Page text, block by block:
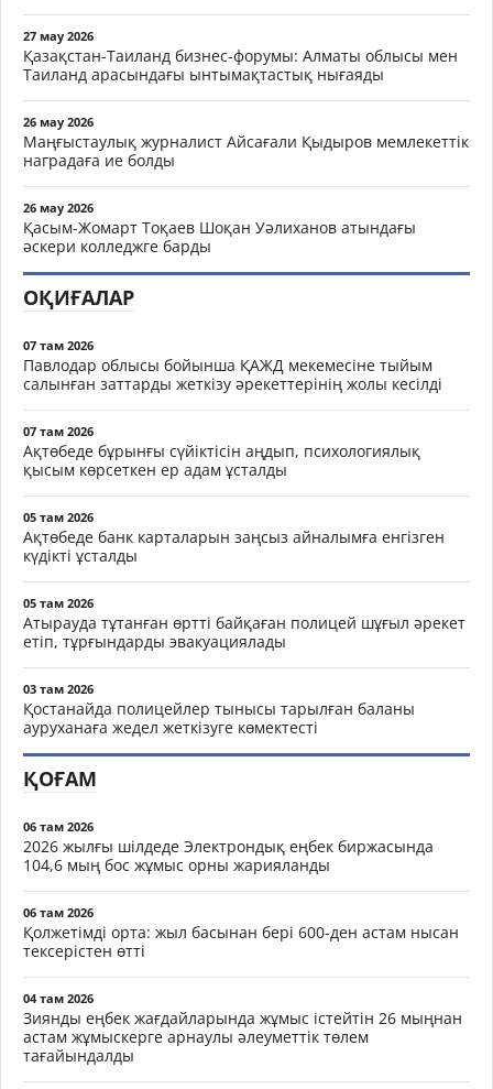
27 мау 2026
Қазақстан-Таиланд бизнес-форумы: Алматы облысы мен
Таиланд арасындағы ынтымақтастық нығаяды
26 мау 2026
Маңғыстаулық журналист Айсағали Қыдыров мемлекеттік
наградаға ие болды
26 мау 2026
Қасым-Жомарт Тоқаев Шоқан Уәлиханов атындағы
әскери колледжге барды
ОҚИҒАЛАР
07 там 2026
Павлодар облысы бойынша ҚАЖД мекемесіне тыйым
салынған заттарды жеткізу әрекеттерінің жолы кесілді
07 там 2026
Ақтөбеде бұрынғы сүйіктісін аңдып, психологиялық
қысым көрсеткен ер адам ұсталды
05 там 2026
Ақтөбеде банк карталарын заңсыз айналымға енгізген
күдікті ұсталды
05 там 2026
Атырауда тұтанған өртті байқаған полицей шұғыл әрекет
етіп, тұрғындарды эвакуациялады
03 там 2026
Қостанайда полицейлер тынысы тарылған баланы
ауруханаға жедел жеткізуге көмектесті
ҚОҒАМ
06 там 2026
2026 жылғы шілдеде Электрондық еңбек биржасында
104,6 мың бос жұмыс орны жарияланды
06 там 2026
Қолжетімді орта: жыл басынан бері 600-ден астам нысан
тексерістен өтті
04 там 2026
Зиянды еңбек жағдайларында жұмыс істейтін 26 мыңнан
астам жұмыскерге арнаулы әлеуметтік төлем
тағайындалды